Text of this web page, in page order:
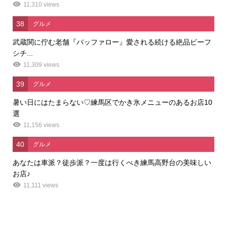
11,310 views
38 グルメ
武蔵関に佇む老舗『バッファロー』愛される続ける絶品ビーフ
シチ...
11,309 views
39 グルメ
暑い日にはたまらない♡練馬区でかき氷メニューのあるお店10
選
11,156 views
40 グルメ
あなたは車派？徒歩派？一度は行くべき練馬高野台の美味しい
お店♪
11,111 views